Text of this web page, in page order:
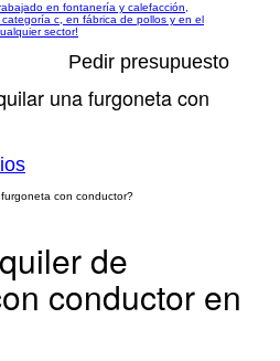
en fontanería y calefacción,
c, en fábrica de pollos y en el
sector!
Pedir presupuesto
una furgoneta con
de
conductor en